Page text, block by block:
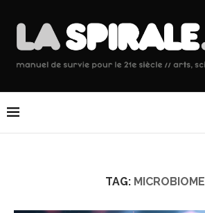
TAG: MICROBIOME